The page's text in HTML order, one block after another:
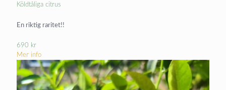
Köldtåliga citrus
En riktig raritet!!
690 kr
Mer info